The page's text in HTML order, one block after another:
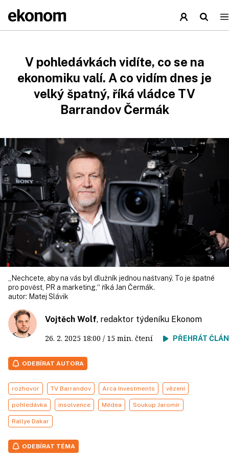
V pohledávkách vidíte, co se na
ekonomiku valí. A co vidím dnes je
velký špatný, říká vládce TV
Barrandov Čermák
„Nechcete, aby na vás byl dlužník jednou naštvaný. To je špatné
pro pověst, PR a marketing,“ říká Jan Čermák.
autor: Matej Slávik
Vojtěch Wolf, redaktor týdeníku Ekonom
26. 2. 2025 18:00 / 15 min. čtení PŘEHRÁT
ODEBÍRAT AUTORA
rozhovor TV Barrandov Arca Investments vězení
pohledávka insolvence Médea Soukup Jaromír
Rallye Dakar
ODEBÍRAT TÉMA